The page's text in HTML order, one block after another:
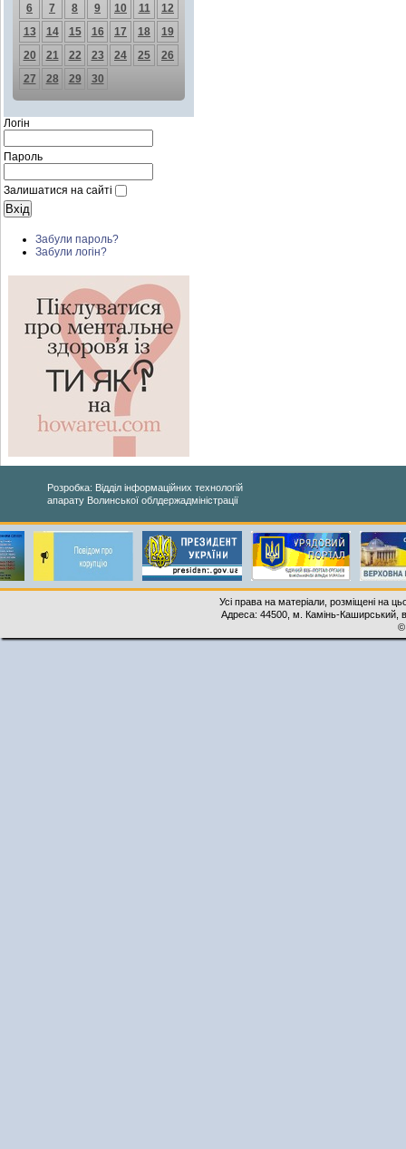
6
7 8 9 10 11
12
13
14 15 16 17 18
19
20
21 22 23 24 25
26
27
28 29 30
Логін
Пароль
Залишатися на сайті
Забули пароль?
Забули логін?
Розробка: Відділ інформаційних технологій
апарату Волинської облдержадміністрації
Усі права на матеріали, розміщені на
Адреса: 44500, м. Камінь-Каширський,
©